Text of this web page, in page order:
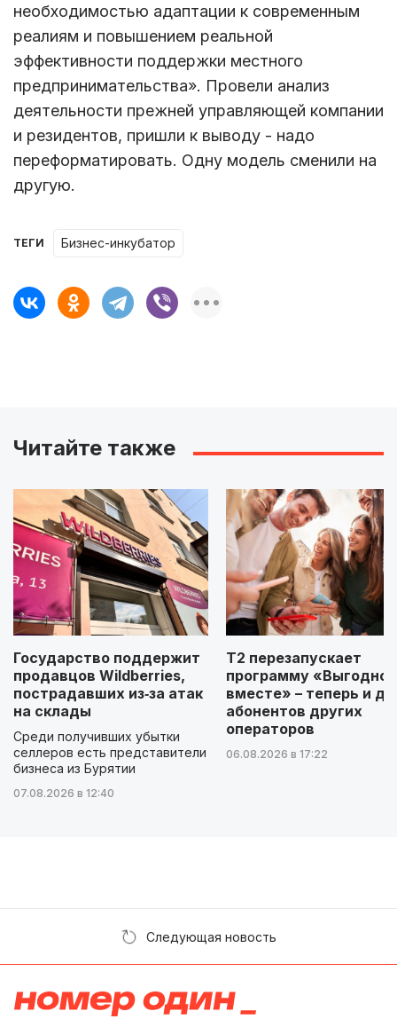
необходимостью адаптации к современным
реалиям и повышением реальной
эффективности поддержки местного
предпринимательства». Провели анализ
деятельности прежней управляющей компании
и резидентов, пришли к выводу - надо
переформатировать. Одну модель сменили на
другую.
ТЕГИ бизнес-инкубатор
Читайте также
Государство поддержит
продавцов Wildberries,
пострадавших из‑за атак
на склады
Среди получивших убытки
селлеров есть представители
бизнеса из Бурятии
07.08.2026 в 12:40
Т2 перезапускает
программу «Выгодно
вместе» – теперь и
абонентов других
операторов
06.08.2026 в 17:22
Следующая новость